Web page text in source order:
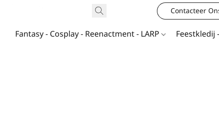
Contacteer
Fantasy - Cosplay - Reenactment - LARP Feestkledij